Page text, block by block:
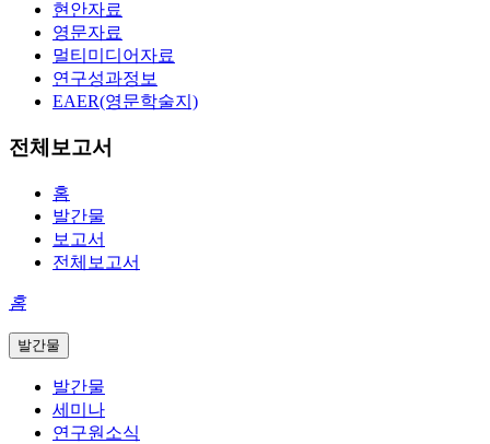
현안자료
영문자료
멀티미디어자료
연구성과정보
EAER(영문학술지)
전체보고서
홈
발간물
보고서
전체보고서
홈
발간물
발간물
세미나
연구원소식